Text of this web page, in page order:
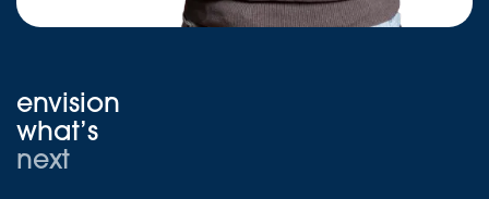
envision
what’s
next